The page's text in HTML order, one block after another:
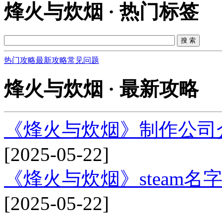
烽火与炊烟 · 热门标签
热门攻略最新攻略常见问题
烽火与炊烟 · 最新攻略
《烽火与炊烟》制作公
[2025-05-22]
《烽火与炊烟》steam名
[2025-05-22]